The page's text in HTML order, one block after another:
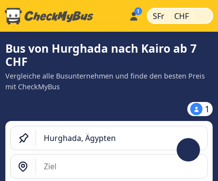
SFr | CHF |
Bus von Hurghada nach Kairo ab 7
CHF
Vergleiche alle Busunternehmen und finde den besten Preis
mit CheckMyBus
1